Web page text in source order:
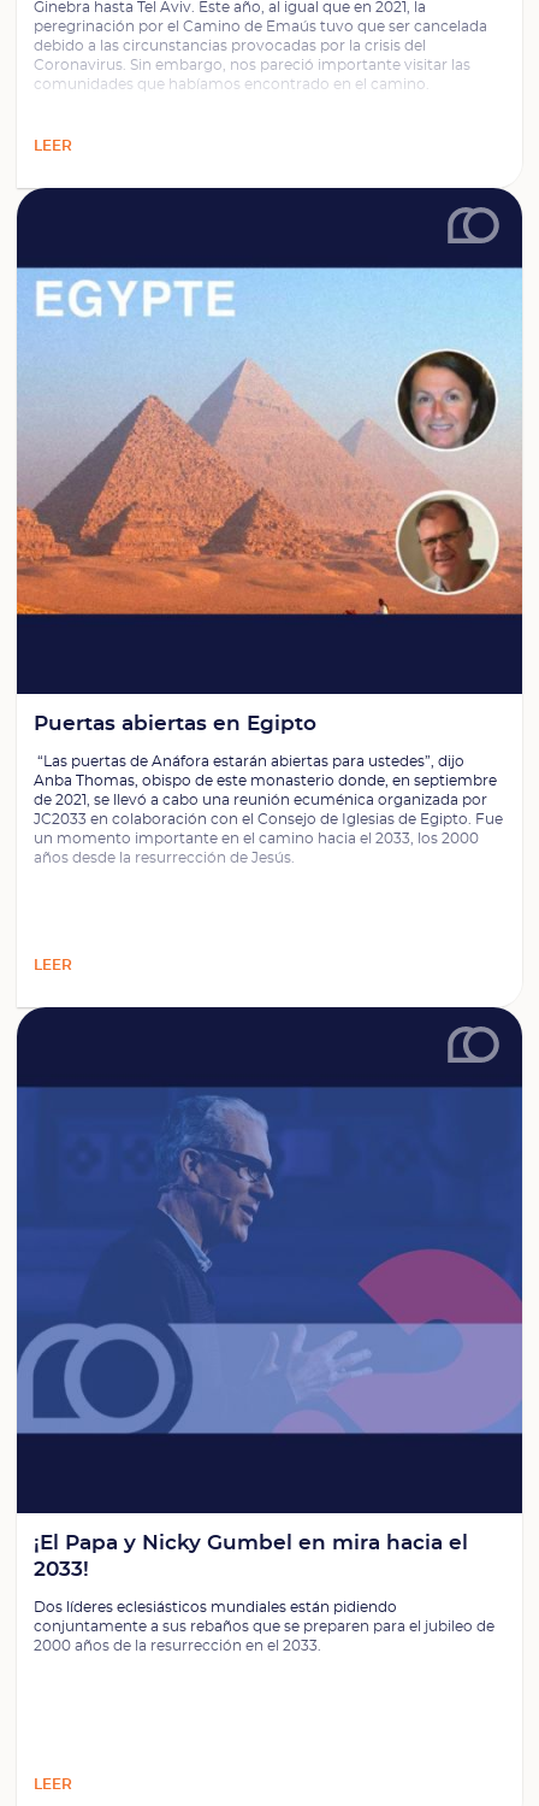
Ginebra hasta Tel Aviv. Este año, al igual que en 2021, la
peregrinación por el Camino de Emaús tuvo que ser cancelada
debido a las circunstancias provocadas por la crisis del
Coronavirus. Sin embargo, nos pareció importante visitar las
comunidades que habíamos encontrado en el camino.
LEER
Puertas abiertas en Egipto
“Las puertas de Anáfora estarán abiertas para ustedes”, dijo
Anba Thomas, obispo de este monasterio donde, en septiembre
de 2021, se llevó a cabo una reunión ecuménica organizada por
JC2033 en colaboración con el Consejo de Iglesias de Egipto. Fue
un momento importante en el camino hacia el 2033, los 2000
años desde la resurrección de Jesús.
LEER
¡El Papa y Nicky Gumbel en mira hacia el
2033!
Dos líderes eclesiásticos mundiales están pidiendo
conjuntamente a sus rebaños que se preparen para el jubileo de
2000 años de la resurrección en el 2033.
LEER